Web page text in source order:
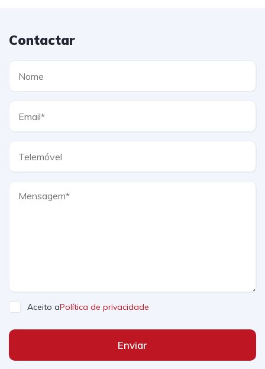
Contactar
Aceito aPolítica de privacidade
Enviar